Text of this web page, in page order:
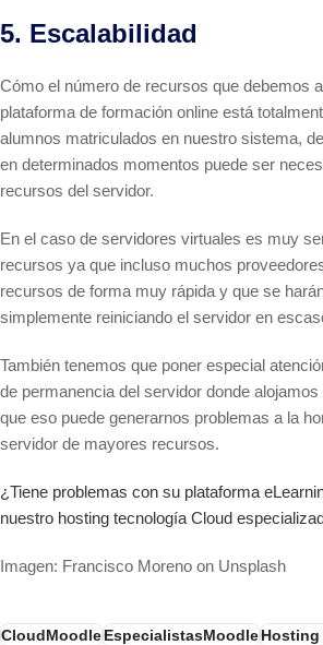
5. Escalabilidad
Cómo el número de recursos que debemos
plataforma de formación online está
alumnos matriculados en nuestro sistema,
en determinados momentos puede ser
recursos del servidor.
En el caso de servidores virtuales es muy
recursos ya que incluso muchos
recursos de forma muy rápida y que se
simplemente reiniciando el servidor en
También tenemos que poner especial
de permanencia del servidor donde
que eso puede generarnos problemas a la
servidor de mayores recursos.
¿Tiene problemas con su plataforma
nuestro hosting tecnología Cloud
Imagen: Francisco Moreno on Unsplash
CloudMoodleEspecialistasMoodleHosting